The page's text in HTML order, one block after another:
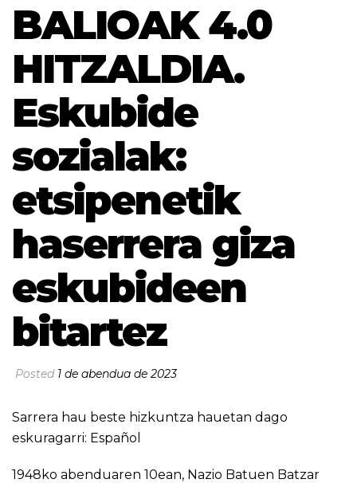
BALIOAK 4.0
HITZALDIA.
Eskubide
sozialak:
etsipenetik
haserrera giza
eskubideen
bitartez
Posted 1 de abendua de 2023
Sarrera hau beste hizkuntza hauetan dago
eskuragarri: Español
1948ko abenduaren 10ean, Nazio Batuen Batzar